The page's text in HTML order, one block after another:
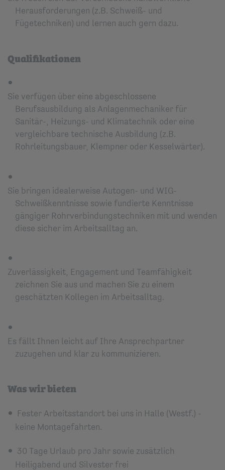
Herausforderungen (z.B. Schweiß- und
Fügetechniken) und lernen auch gern dazu.
Qualifikationen
Sie verfügen über eine abgeschlossene
Berufsausbildung als Anlagenmechaniker für
Sanitär-, Heizungs- und Klimatechnik oder eine
vergleichbare technische Ausbildung (z.B.
Rohrleitungsbauer, Klempner oder Kesselwärter).
Sie bringen idealerweise Autogen- und WIG-
Schweißkenntnisse sowie fundierte Kenntnisse
gängiger Rohrverbindungstechniken mit und wenden
diese sicher im Arbeitsalltag an.
Zuverlässigkeit, Engagement und Teamfähigkeit
zeichnen Sie aus und machen Sie zu einem
geschätzten Kollegen im Arbeitsalltag.
Es fällt Ihnen leicht auf Ihre Ansprechpartner
zuzugehen und klar zu kommunizieren.
Was wir bieten
Fester Arbeitsstandort bei uns in Halle (Westf.) -
keine Montagefahrten.
30 Tage Urlaub pro Jahr sowie zusätzlich
Heiligabend und Silvester frei